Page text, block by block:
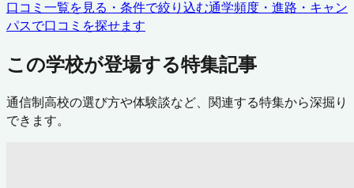
口コミ一覧を見る・条件で絞り込む通学頻度・進路・キャン
パスで口コミを探せます
この学校が登場する特集記事
通信制高校の選び方や体験談など、関連する特集から深掘り
できます。